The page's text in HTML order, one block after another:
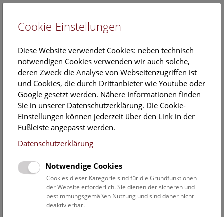
EN
Veranstaltungskalender
Informationen zu Gruppen,- Kindergarten- und
Schulprogrammen finden Siehier
Datumsfilter
25.1.2022
Cookie-Einstellungen
Diese Website verwendet Cookies: neben technisch
notwendigen Cookies verwenden wir auch solche,
deren Zweck die Analyse von Webseitenzugriffen ist
und Cookies, die durch Drittanbieter wie Youtube oder
Google gesetzt werden. Nähere Informationen finden
Sie in unserer Datenschutzerklärung. Die Cookie-
Einstellungen können jederzeit über den Link in der
Fußleiste angepasst werden.
Datenschutzerklärung
Notwendige Cookies
Cookies dieser Kategorie sind für die Grundfunktionen
der Website erforderlich. Sie dienen der sicheren und
bestimmungsgemäßen Nutzung und sind daher nicht
deaktivierbar.